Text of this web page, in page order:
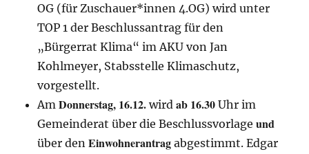
OG (für Zuschauer*innen 4.OG) wird unter
TOP 1 der Beschlussantrag für den
„Bürgerrat Klima“ im AKU von Jan
Kohlmeyer, Stabsstelle Klimaschutz,
vorgestellt.
AmDonnerstag, 16.12.wirdab 16.30 Uhr im
Gemeinderat über die Beschlussvorlageund
über denEinwohnerantragabgestimmt. Edgar